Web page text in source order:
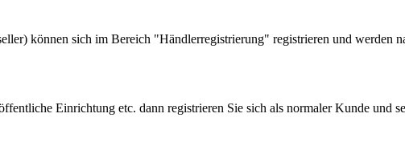
können sich im Bereich "Händlerregistrierung" registrieren und werden
Einrichtung etc. dann registrieren Sie sich als normaler Kunde und